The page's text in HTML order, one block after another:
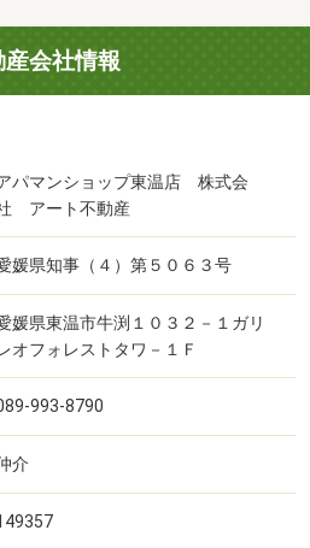
産会社情報
パマンショップ東温店 株式会
アート不動産
媛県知事（４）第５０６３号
媛県東温市牛渕１０３２－１ガリ
オフォレストタワ－１Ｆ
993-8790
介